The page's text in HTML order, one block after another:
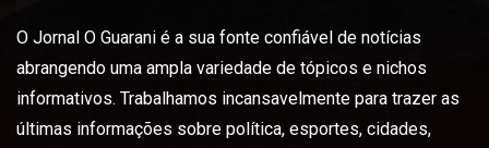
O Jornal O Guarani é a sua fonte confiável de notícias
abrangendo uma ampla variedade de tópicos e nichos
informativos. Trabalhamos incansavelmente para trazer as
últimas informações sobre política, esportes, cidades,